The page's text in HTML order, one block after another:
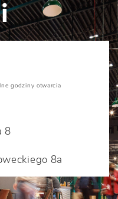
godziny otwarcia
8
8a